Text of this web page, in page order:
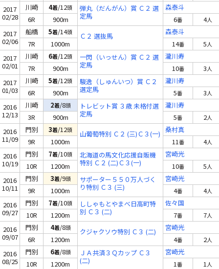
2017
02/28
川崎 4着/12頭
弾丸（だんがん）賞 Ｃ２ 選
定馬
森泰斗
6R
900m 6番 4人
2017
02/06
船橋 5着/14頭 Ｃ２ 選抜馬
森泰斗
7R
1000m 14番 5人
2017
02/01
川崎 6着/12頭
一閃（いっせん）賞 Ｃ２ 選
定馬
瀧川寿
7R
900m 10番 3人
2017
01/03
川崎 5着/12頭
駿逸（しゅんいつ）賞 Ｃ２
選定馬
瀧川寿
6R
900m 5番 3人
2016
12/13
川崎 2着/8頭
トレビット賞 ３歳 未格付選
定馬
瀧川寿
3R
900m 5番 2人
2016
11/09
門別 3着/12頭 山葡萄特別 Ｃ２ (三)Ｃ３(一) 桑村真
9R
1000m 11番 4人
2016
10/19
門別 7着/10頭
北海道の馬文化応援自販機
特別 Ｃ２ (二)Ｃ３(一)
宮崎光
10R
1200m 10番 5人
2016
10/11
門別 3着/9頭
サポーター５５０万人づく
り特別 Ｃ３ (三)
宮崎光
9R
1000m 4番 4人
2016
09/27
門別 7着/10頭
ししゃもとやまべ日高町特
別 Ｃ３ (二)
佐々国
10R
1200m 7番 7人
2016
09/07
門別 4着/8頭 クジャクソウ特別 Ｃ３ (二)
宮崎光
6R
1200m 4番 2人
2016
08/25
門別 6着/8頭
ＪＡ共済３Ｑカップ Ｃ３
(二)
宮崎光
10R
1200m 1番 1人